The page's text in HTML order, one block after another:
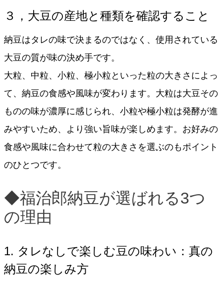
３，大豆の産地と種類を確認すること
納豆はタレの味で決まるのではなく、使用されている
大豆の質が味の決め手です。
大粒、中粒、小粒、極小粒といった粒の大きさによっ
て、納豆の食感や風味が変わります。大粒は大豆その
ものの味が濃厚に感じられ、小粒や極小粒は発酵が進
みやすいため、より強い旨味が楽しめます。お好みの
食感や風味に合わせて粒の大きさを選ぶのもポイント
のひとつです。
◆福治郎納豆が選ばれる3つ
の理由
1. タレなしで楽しむ豆の味わい：真の
納豆の楽しみ方